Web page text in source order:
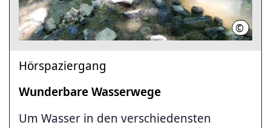
© LHH
Hörspaziergang
Wunderbare Wasserwege
Um Wasser in den verschiedensten